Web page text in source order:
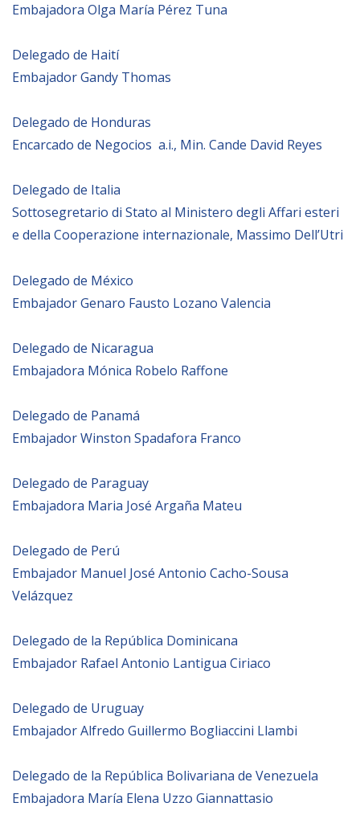
Becas
Para las empresas
Contratos/Acuerdos/Grant
Embajadora Olga María Pérez Tuna
Delegado de Haití
Embajador Gandy Thomas
Delegado de Honduras
Encarcado de Negocios a.i., Min. Cande David Reyes
Delegado de Italia
Sottosegretario di Stato al Ministero degli Affari esteri
e della Cooperazione internazionale, Massimo Dell’Utri
Delegado de México
Embajador Genaro Fausto Lozano Valencia
Delegado de Nicaragua
Embajadora Mónica Robelo Raffone
Delegado de Panam
Embajador Winston Spadafora Franco
Delegado de Paraguay
Embajadora Maria José Argaña Mateu
Delegado de Perú
Embajador Manuel José Antonio Cacho-Sousa
Velázquez
Delegado de la República Dominicana
Embajador Rafael Antonio Lantigua Ciriaco
Delegado de Uruguay
Embajador Alfredo Guillermo Bogliaccini Llambi
Delegado de la República Bolivariana de Venezuela
Embajadora María Elena Uzzo Giannattasio